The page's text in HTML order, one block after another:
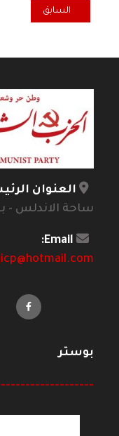
المقال السابق: حزب
السابق
العنوان
ساحة الاندلس -
Email:
بوستر